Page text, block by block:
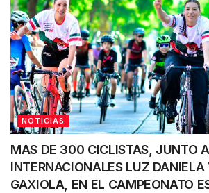
NOTICIAS
MAS DE 300 CICLISTAS, JUNTO
INTERNACIONALES LUZ
GAXIOLA, EN EL CAMPEONATO